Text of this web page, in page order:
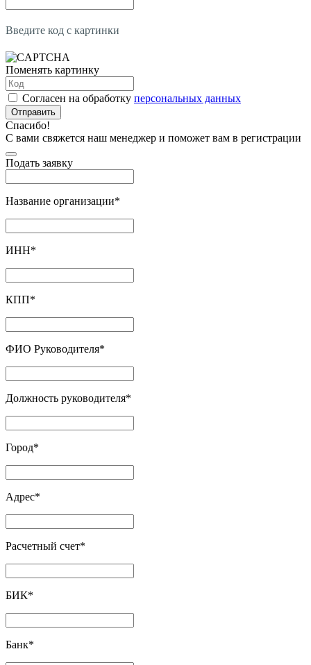
Введите код с картинки
Поменять картинку
Согласен на обработку персональных данных
Отправить
Спасибо!
С вами свяжется наш менеджер и поможет вам в регистрации
Подать заявку
Название организации*
ИНН*
КПП*
ФИО Руководителя*
Должность руководителя*
Город*
Адрес*
Расчетный счет*
БИК*
Банк*